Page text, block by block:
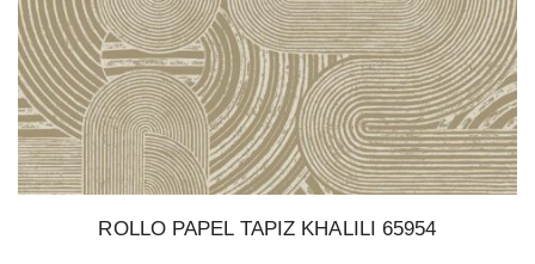
ROLLO PAPEL TAPIZ KHALILI 65954